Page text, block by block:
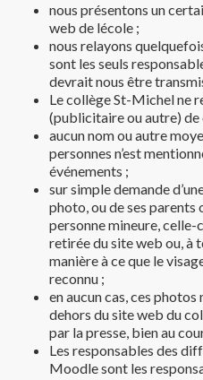
nous présentons un
web de lécole ;
nous relayons
sont les seuls
devrait nous être
Le collège St-Michel ne
(publicitaire ou autre) de
aucun nom ou autre
personnes n’est
événements ;
sur simple demande
photo, ou de ses parents
personne mineure, celle-
retirée du site web ou, à
manière à ce que le
reconnu ;
en aucun cas, ces
dehors du site web du
par la presse, bien au
Les responsables des
Moodle sont les